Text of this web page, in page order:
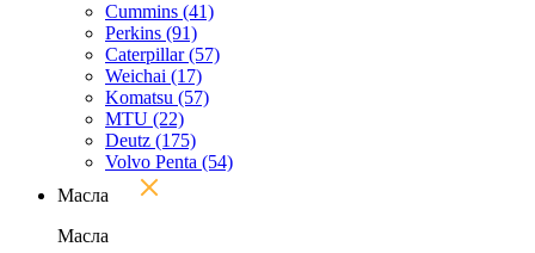
Cummins (41)
Perkins (91)
Caterpillar(57)
Weichai (17)
Komatsu (57)
MTU (22)
Deutz (175)
Volvo Penta (54)
Масла
Масла